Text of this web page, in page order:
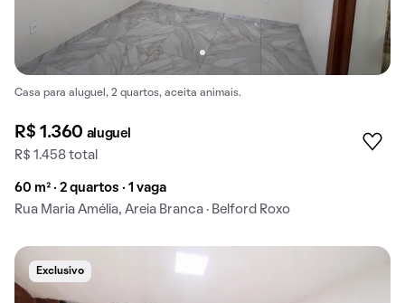
Casa para aluguel, 2 quartos, aceita animais.
R$ 1.360 aluguel
R$ 1.458 total
60 m² · 2 quartos · 1 vaga
Rua Maria Amélia, Areia Branca · Belford Roxo
Exclusivo